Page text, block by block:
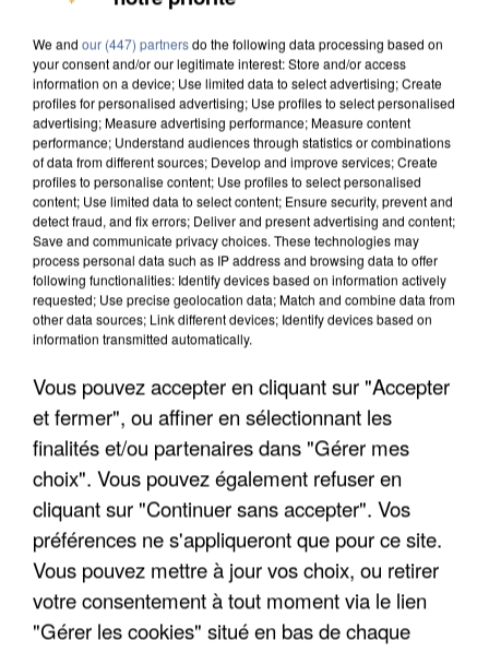
APRÈS TOUTES CES CANICULES, LES REFUGES
DE FAUNE SAUVAGE SONT...
We and our (447) partnersdo the following data processing based on
your consent and/or our legitimate interest: Store and/or access
information on a device; Use limited data to select advertising; Create
profiles for personalised advertising; Use profiles to select personalised
advertising; Measure advertising performance; Measure content
performance; Understand audiences through statistics or combinations
of data from different sources; Develop and improve services; Create
profiles to personalise content; Use profiles to select personalised
content; Use limited data to select content; Ensure security, prevent and
detect fraud, and fix errors; Deliver and present advertising and content;
Save and communicate privacy choices. These technologies may
process personal data such as IP address and browsing data to offer
following functionalities: Identify devices based on information actively
requested; Use precise geolocation data; Match and combine data from
other data sources; Link different devices; Identify devices based on
information transmitted automatically.
Vous pouvez accepter en cliquant sur "Accepter
et fermer", ou affiner en sélectionnant les
finalités et/ou partenaires dans "Gérer mes
choix". Vous pouvez également refuser en
cliquant sur "Continuer sans accepter". Vos
préférences ne s'appliqueront que pour ce site.
Vous pouvez mettre à jour vos choix, ou retirer
votre consentement à tout moment via le lien
"Gérer les cookies" situé en bas de chaque